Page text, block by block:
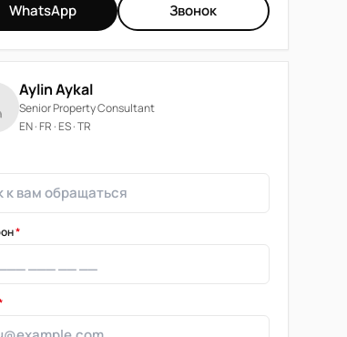
WhatsApp Звонок
Aylin Aykal
Senior Property Consultant
EN · FR · ES · TR
*